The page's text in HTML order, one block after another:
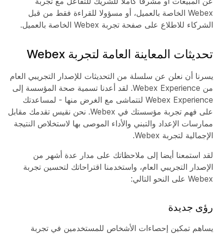
Webex الخاصة بالعميل، أو مسؤولا للقراءة فقط من قبل
الشركاء للاطلاع على صفحة تجربة Webex الخاصة بالعميل.
تحديثات المعاينة العامة لتجربة Webex
يسرنا أن نعلن عن سلسلة من التحديثات للإصدار التجريبي العام
من Webex Experience. لقد أعدنا تسمية صحة المؤسسة إلى
Webex Experience لتتماشى مع الغرض منها - لمساعدتك
على فهم تجربة مؤسستك في Webex. نحن نقيس تقدمك مقابل
ممارسات الإعداد والتبني والأداء الموصى بها لاستخلاص النتيجة
الإجمالية لتجربة Webex.
لقد استمعنا أيضا إلى ملاحظاتك على مدار عدة أشهر من
الإصدار التجريبي العام، واستخدمنا اقتراحاتك لتحسين تجربة
Webex على النحو التالي:
رؤى جديدة
يساهم تمكين إحصاءات الأشخاص للمستخدمين في تجربة